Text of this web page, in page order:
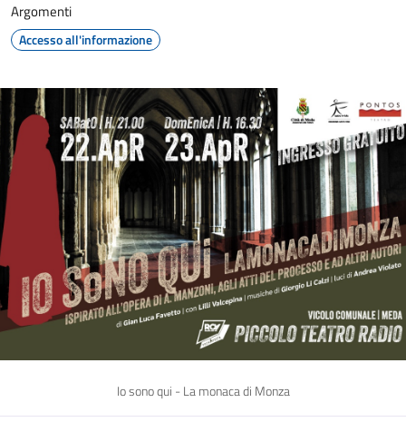
Argomenti
Accesso all'informazione
Io sono qui - La monaca di Monza